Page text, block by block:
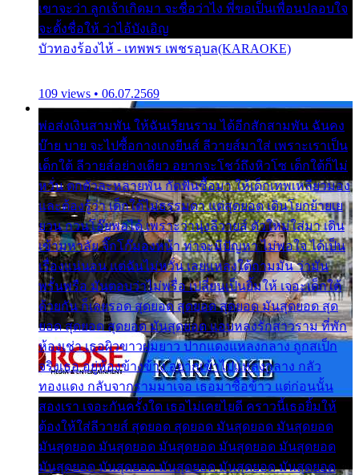
เขาจะว่า ลูกเจ้าเกิดมา จะชื่อว่าไง พี่ขอเป็นเพื่อนปลอบใจ
จะตั้งชื่อให้ ว่าไอ้บังเอิญ
บัวทองร้องไห้ - เทพพร เพชรอุบล(KARAOKE)
109 views • 06.07.2569
พ่อส่งเงินสามพัน ให้ฉันเรียนราม ได้อีกสักสามพัน ฉันคง
บ๊าย บาย จะไปซื้อกางเกงยีนส์ ลีวายส์มาใส่ เพราะเราเป็น
เด็กใต้ ลีวายส์อย่างเดียว อยากจะโชว์ถึงหิวโซ เด็กใต้ก็ไม่
หวั่น ตกตัวละหลายพัน กัดฟันซื้อมา ให้เด็กเทพเหลียวมอง
และต้องรู้ว่า เด็กใต้ไม่ธรรมดา แต่สุดยอด เดินโยกย้ายเย
ยวน กวนโอ๊ยพอได้ เพราะว่านุ่งลีวายส์ ตัวใหม่ใส่มา เดิน
เข้ามหาลัย จิ๊กโก๊มองหน้า ท่าจะมีปัญหา ไม่พอใจ ได้เป็น
เรื่องแน่นอน แต่ฉันไม่หวั่น เลยแหลงใต้ถามมัน ว่ามัน
พรั่นพรือ มันตอบว่าไม่พรื่อ เปลี่ยนเป็นยิ้มให้ เจอะเด็กใต้
ด้วยกัน ก็เลยรอด สุดยอด สุดยอด สุดยอด มันสุดยอด สุด
ยอด สุดยอด สุดยอด มันสุดยอด แอบหลงรักสาวราม ที่พัก
ห้องเช่า เธอผิวขาวผมยาว ปากแดงแหลงกลาง ถูกสเป็ก
จริงเธอ อยู่ห้องข้างข้าง อยากเข้าไปแหลงกลาง กลัว
ทองแดง กลับจากรามมาเจอ เธอมาซื้อข้าว แต่ก่อนนั้น
สองเรา เจอะกันครั้งใด เธอไม่เคยไยดี คราวนี้เธอยิ้มให้
ต้องให้ใส่ลีวายส์ สุดยอด สุดยอด มันสุดยอด มันสุดยอด
มันสุดยอด มันสุดยอด มันสุดยอด มันสุดยอด มันสุดยอด
มันสุดยอด มันสุดยอด มันสุดยอด มันสุดยอด มันสุดยอด